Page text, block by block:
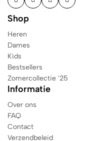
Shop
Heren
Dames
Kids
Bestsellers
Zomercollectie '25
Informatie
Over ons
FAQ
Contact
Verzendbeleid